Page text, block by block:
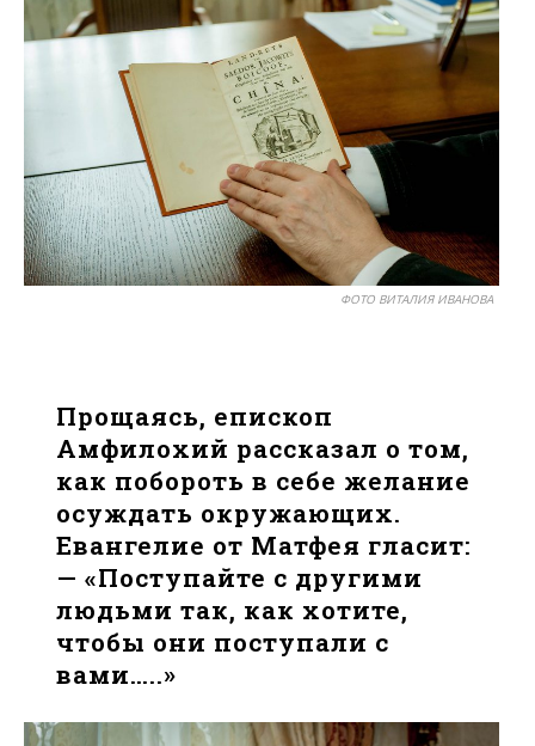
ФОТО ВИТАЛИЯ ИВАНОВА
Прощаясь, епископ
Амфилохий рассказал о том,
как побороть в себе желание
осуждать окружающих.
Евангелие от Матфея гласит:
— «Поступайте с другими
людьми так, как хотите,
чтобы они поступали с
вами…..»